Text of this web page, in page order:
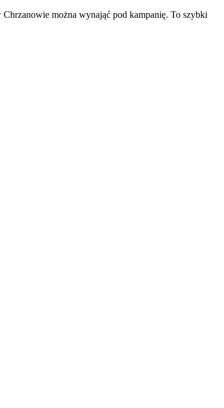
można wynająć pod kampanię. To szybki